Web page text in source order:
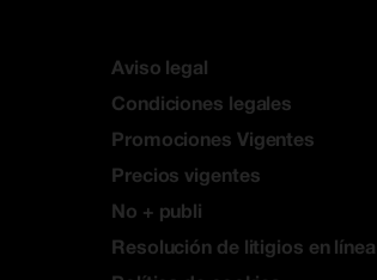
Aviso legal
Condiciones legales
Promociones Vigentes
Precios vigentes
No + publi
Resolución de litigios en línea